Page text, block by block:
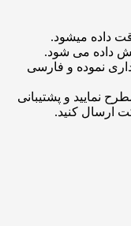
داده میشود.
داده می شود.
نموده و فارسی
نمایید و پشتیبانی
ارسال کنید.